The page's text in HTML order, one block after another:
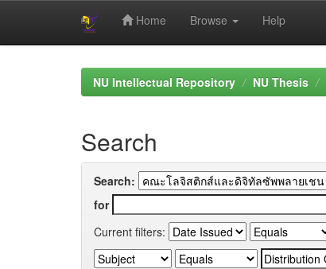
Home Browse Help
NU Intellectual Repository NU Thesis
Search
Search:
for
Current filters: